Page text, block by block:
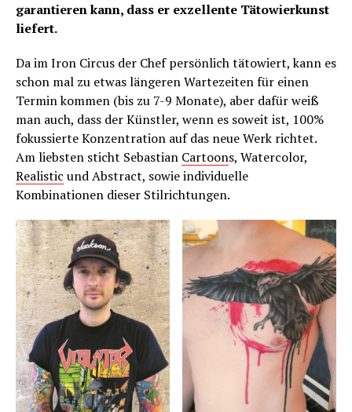
garantieren kann, dass er exzellente Tätowierkunst
liefert.
Da im Iron Circus der Chef persönlich tätowiert, kann es
schon mal zu etwas längeren Wartezeiten für einen
Termin kommen (bis zu 7-9 Monate), aber dafür weiß
man auch, dass der Künstler, wenn es soweit ist, 100%
fokussierte Konzentration auf das neue Werk richtet.
Am liebsten sticht Sebastian Cartoons, Watercolor,
Realistic und Abstract, sowie individuelle
Kombinationen dieser Stilrichtungen.